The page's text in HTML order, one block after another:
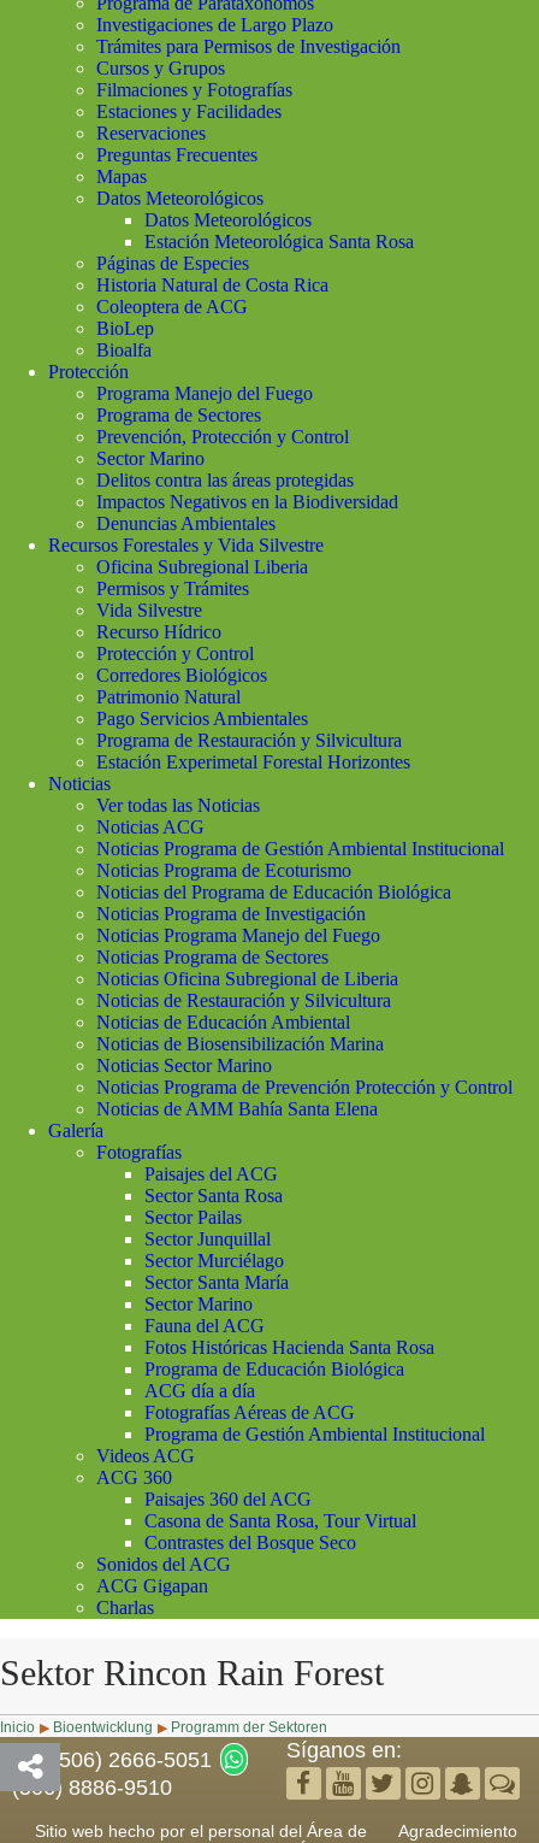
Investigaciones de Largo Plazo
Trámites para Permisos de Investigación
Cursos y Grupos
Filmaciones y Fotografías
Estaciones y Facilidades
Reservaciones
Preguntas Frecuentes
Mapas
Datos Meteorológicos
Datos Meteorológicos
Estación Meteorológica Santa Rosa
Páginas de Especies
Historia Natural de Costa Rica
Coleoptera de ACG
BioLep
Bioalfa
Protección
Programa Manejo del Fuego
Programa de Sectores
Prevención, Protección y Control
Sector Marino
Delitos contra las áreas protegidas
Impactos Negativos en la Biodiversidad
Denuncias Ambientales
Recursos Forestales y Vida Silvestre
Oficina Subregional Liberia
Permisos y Trámites
Vida Silvestre
Recurso Hídrico
Protección y Control
Corredores Biológicos
Patrimonio Natural
Pago Servicios Ambientales
Programa de Restauración y Silvicultura
Estación Experimetal Forestal Horizontes
Noticias
Ver todas las Noticias
Noticias ACG
Noticias Programa de Gestión Ambiental Institucional
Noticias Programa de Ecoturismo
Noticias del Programa de Educación Biológica
Noticias Programa de Investigación
Noticias Programa Manejo del Fuego
Noticias Programa de Sectores
Noticias Oficina Subregional de Liberia
Noticias de Restauración y Silvicultura
Noticias de Educación Ambiental
Noticias de Biosensibilización Marina
Noticias Sector Marino
Noticias Programa de Prevención Protección y Control
Noticias de AMM Bahía Santa Elena
Galería
Fotografías
Paisajes del ACG
Sector Santa Rosa
Sector Pailas
Sector Junquillal
Sector Murciélago
Sector Santa María
Sector Marino
Fauna del ACG
Fotos Históricas Hacienda Santa Rosa
Programa de Educación Biológica
ACG día a día
Fotografías Aéreas de ACG
Programa de Gestión Ambiental Institucional
Videos ACG
ACG 360
Paisajes 360 del ACG
Casona de Santa Rosa, Tour Virtual
Contrastes del Bosque Seco
Sonidos del ACG
ACG Gigapan
Charlas
Sektor Rincon Rain Forest
Inicio ▶ Bioentwicklung ▶ Programm der Sektoren
(506) 2666-5051
(506) 8886-9510
Síganos en:
Sitio web hecho por el personal del Área de
Agradecimiento